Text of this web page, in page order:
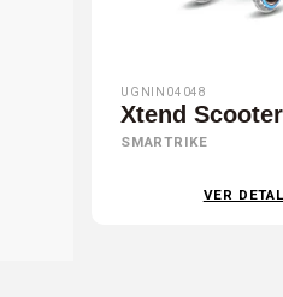
UGNIN04048
Xtend Scooter
SMARTRIKE
VER